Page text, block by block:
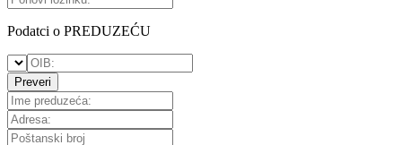
Podatci o PREDUZEĆU
Preveri